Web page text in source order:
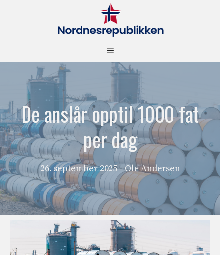
Meny
De anslår opptil 1000 fat
per dag
26. september 2025 - Ole Andersen